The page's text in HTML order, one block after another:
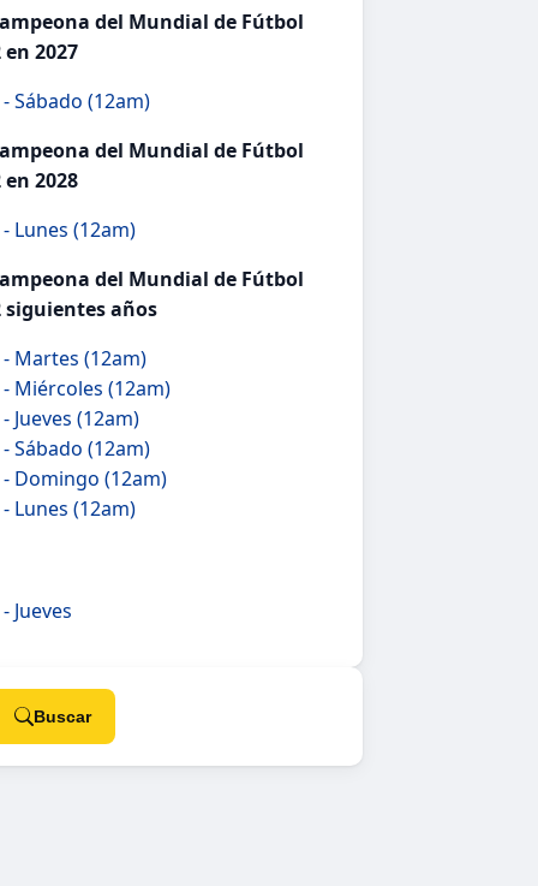
del Mundial de Fútbol
2027
Sábado (12am)
del Mundial de Fútbol
2028
Lunes (12am)
del Mundial de Fútbol
siguientes años
Martes (12am)
Miércoles (12am)
Jueves (12am)
Sábado (12am)
Domingo (12am)
Lunes (12am)
Jueves
Buscar